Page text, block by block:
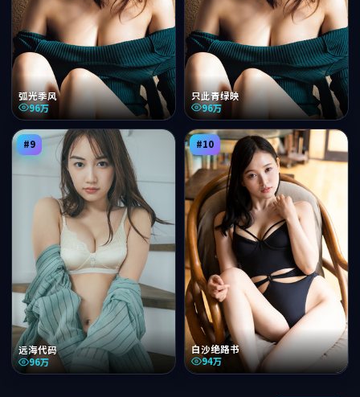
弧光季风
96万
只此青绿映
96万
#9
远海代码
96万
#10
白沙绝路书
94万